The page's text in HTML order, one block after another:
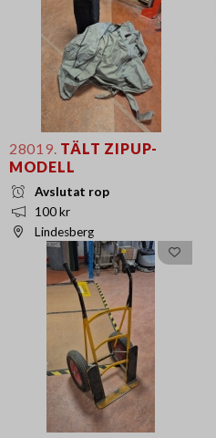
28019. TÄLT ZIPUP-
MODELL
Avslutat rop
100 kr
Lindesberg